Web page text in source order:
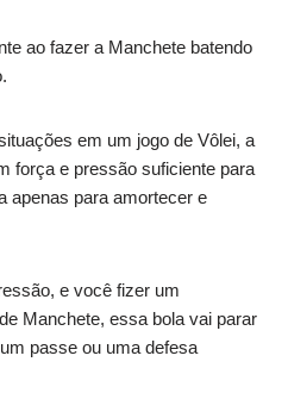
ao fazer a Manchete batendo
em um jogo de Vôlei, a
força e pressão suficiente para
apenas para amortecer e
e você fizer um
Manchete, essa bola vai parar
passe ou uma defesa